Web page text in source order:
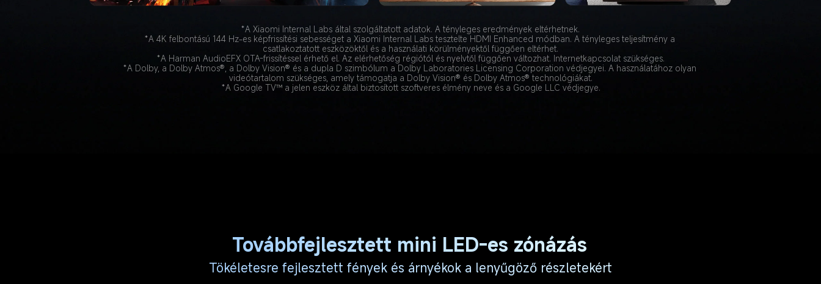
*A Xiaomi Internal Labs által szolgáltatott adatok. A tényleges eredmények eltérhetnek.
*A 4K felbontású 144 Hz-es képfrissítési sebességet a Xiaomi Internal Labs tesztelte HDMI Enhanced módban. A tényleges teljesítmény a
csatlakoztatott eszközöktől és a használati körülményektől függően eltérhet.
*A Harman AudioEFX OTA-frissítéssel érhető el. Az elérhetőség régiótól és nyelvtől függően változhat. Internetkapcsolat szükséges.
*A Dolby, a Dolby Atmos®, a Dolby Vision® és a dupla D szimbólum a Dolby Laboratories Licensing Corporation védjegyei. A használatához olyan
videótartalom szükséges, amely támogatja a Dolby Vision® és Dolby Atmos® technológiákat.
*A Google TV™ a jelen eszköz által biztosított szoftveres élmény neve és a Google LLC védjegye.
Továbbfejlesztett mini LED-es zónázás
Tökéletesre fejlesztett fények és árnyékok a lenyűgöző részletekért